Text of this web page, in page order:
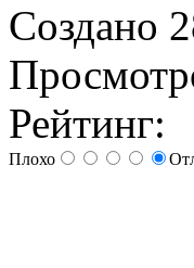
Создано
Рейтинг:
Плохо